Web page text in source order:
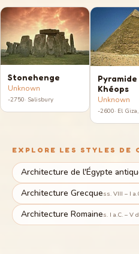
Stonehenge
Unknown
-2750· Salisbury
Pyramide
Khéops
Unknown
-2600· El
EXPLORE LES STYLES DE
Architecture de l'Égypte
Architecture Grecquess. VIII – I
Architecture Romaines. I a.C. – V